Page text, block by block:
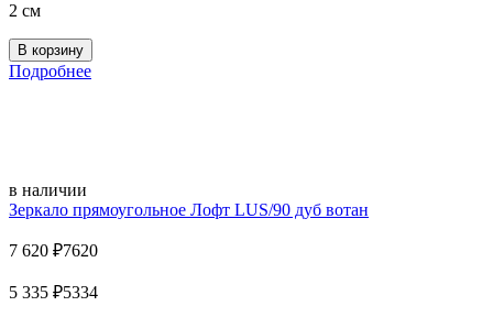
2 см
Подробнее
в наличии
Зеркало прямоугольное Лофт LUS/90 дуб вотан
7 620 ₽7620
5 335 ₽5334